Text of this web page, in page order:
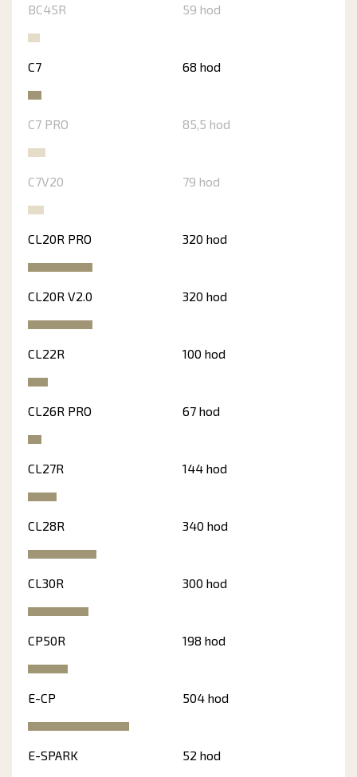
BC45R 59 hod
C7 68 hod
C7 PRO 85,5 hod
C7V20 79 hod
CL20R PRO 320 hod
CL20R V2.0 320 hod
CL22R 100 hod
CL26R PRO 67 hod
CL27R 144 hod
CL28R 340 hod
CL30R 300 hod
CP50R 198 hod
E-CP 504 hod
E-SPARK 52 hod